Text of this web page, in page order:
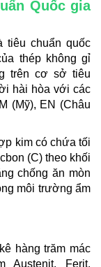
Quốc gia
tiêu chuẩn quốc
thép không gỉ
trên cơ sở tiêu
hài hòa với các
(Mỹ), EN (Châu
kim có chứa tối
(C) theo khối
chống ăn mòn
môi trường ẩm
hàng trăm mác
Austenit, Ferit,